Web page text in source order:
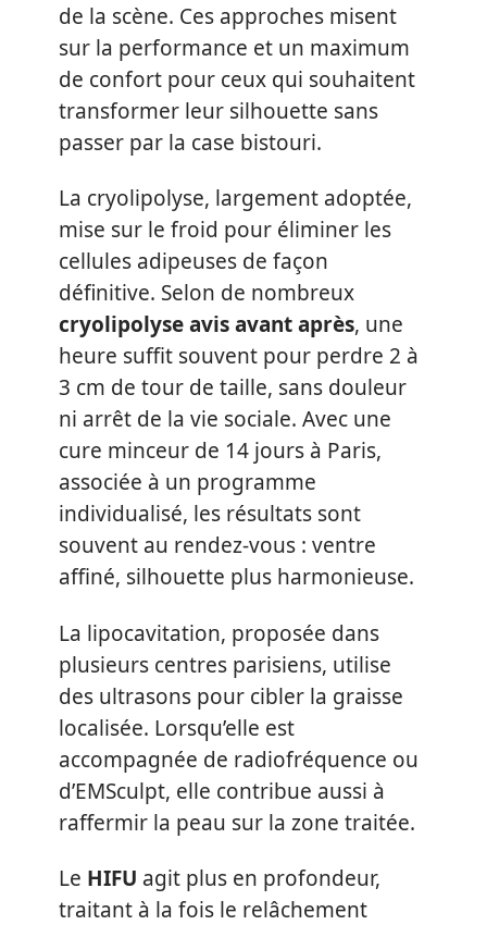
de la scène. Ces approches misent
sur la performance et un maximum
de confort pour ceux qui souhaitent
transformer leur silhouette sans
passer par la case bistouri.
La cryolipolyse, largement adoptée,
mise sur le froid pour éliminer les
cellules adipeuses de façon
définitive. Selon de nombreux
cryolipolyse avis avant après, une
heure suffit souvent pour perdre 2 à
3 cm de tour de taille, sans douleur
ni arrêt de la vie sociale. Avec une
cure minceur de 14 jours à Paris,
associée à un programme
individualisé, les résultats sont
souvent au rendez-vous : ventre
affiné, silhouette plus harmonieuse.
La lipocavitation, proposée dans
plusieurs centres parisiens, utilise
des ultrasons pour cibler la graisse
localisée. Lorsqu’elle est
accompagnée de radiofréquence ou
d’EMSculpt, elle contribue aussi à
raffermir la peau sur la zone traitée.
Le HIFU agit plus en profondeur,
traitant à la fois le relâchement